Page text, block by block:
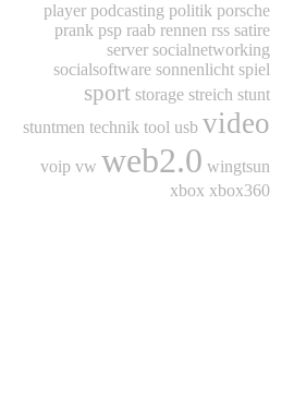
player podcasting politik porsche
prank psp raab rennen rss satire
server socialnetworking
socialsoftware sonnenlicht spiel
sport storage streich stunt
stuntmen technik tool usb video
voip vw web2.0 wingtsun
xbox xbox360